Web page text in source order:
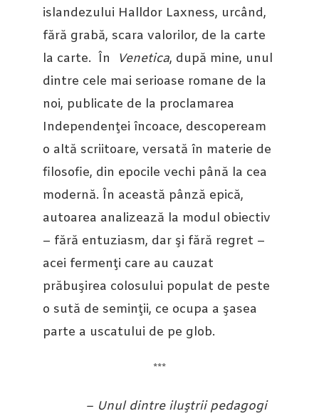
islandezului Halldor Laxness, urcând,
fără grabă, scara valorilor, de la carte
la carte. În
Venetica, după mine, unul
dintre cele mai serioase romane de la
noi, publicate de la proclamarea
Independenţei încoace, descopeream
o altă scriitoare, versată în materie de
filosofie, din epocile vechi până la cea
modernă. În această pânză epică,
autoarea analizează la modul obiectiv
– fără entuziasm, dar şi fără regret –
acei fermenţi care au cauzat
prăbuşirea colosului populat de peste
o sută de seminţii, ce ocupa a şasea
parte a uscatului de pe glob.
***
– Unul dintre iluştrii pedagogi